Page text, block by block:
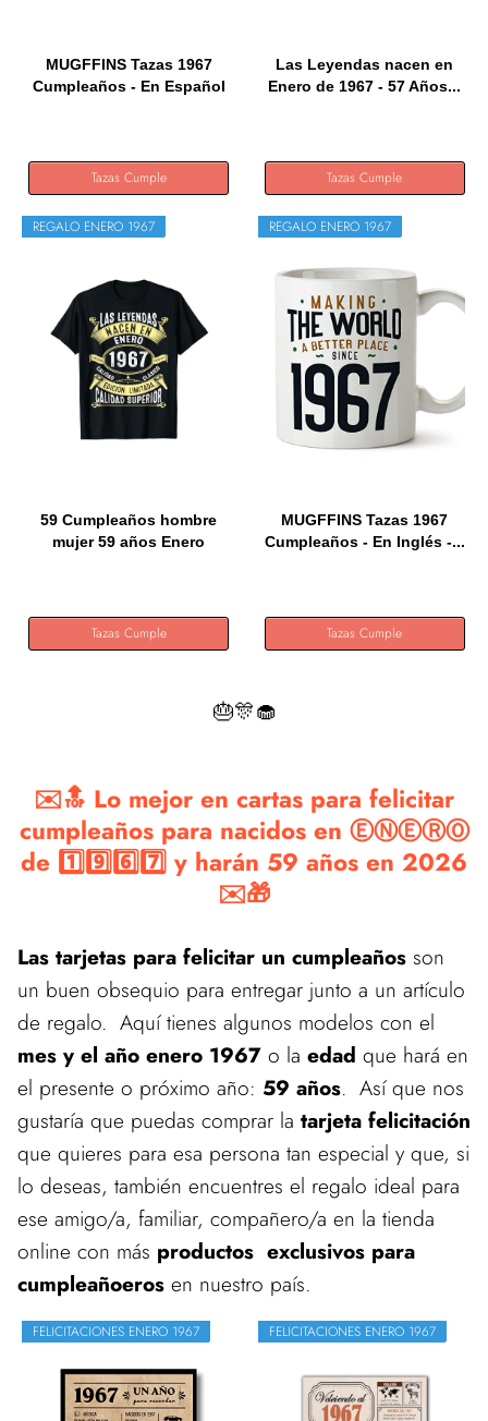
MUGFFINS Tazas 1967
Cumpleaños - En Español
Tazas Cumple
Las Leyendas nacen en
Enero de 1967 - 57 Años...
Tazas Cumple
REGALO ENERO 1967
59 Cumpleaños hombre
mujer 59 años Enero
Tazas Cumple
REGALO ENERO 1967
MUGFFINS Tazas 1967
Cumpleaños - En Inglés -...
Tazas Cumple
🎂🎊🧁
✉️🔝 Lo mejor en cartas para felicitar
cumpleaños para nacidos en ⒺⓃⒺⓇⓄ
de 1️⃣9️⃣6️⃣7️⃣ y harán 59 años en 2026
✉️🎁
Las tarjetas para felicitar un cumpleaños son
un buen obsequio para entregar junto a un artículo
de regalo. Aquí tienes algunos modelos con el
mes y el año enero 1967 o la edad que hará en
el presente o próximo año: 59 años. Así que nos
gustaría que puedas comprar la tarjeta felicitación
que quieres para esa persona tan especial y que, si
lo deseas, también encuentres el regalo ideal para
ese amigo/a, familiar, compañero/a en la tienda
online con más productos exclusivos para
cumpleañoeros en nuestro país.
FELICITACIONES ENERO 1967 FELICITACIONES ENERO 1967